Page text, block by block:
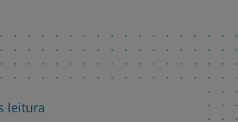
leitura